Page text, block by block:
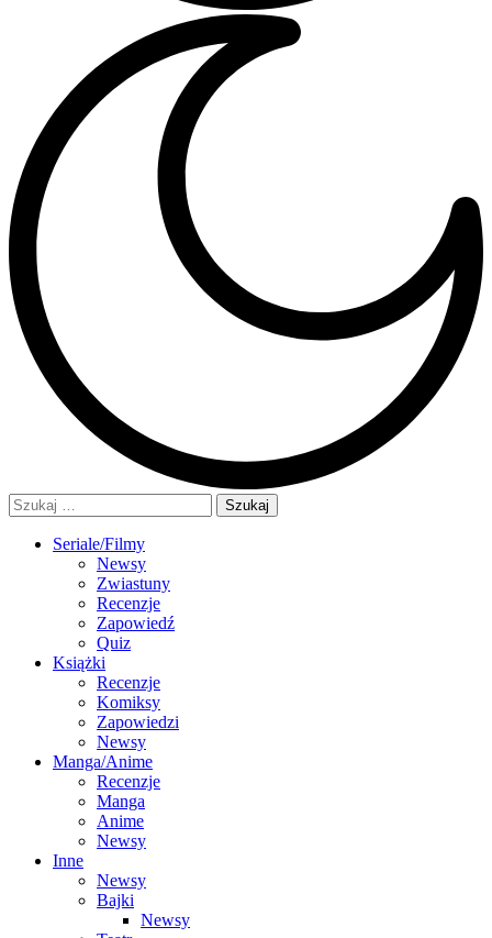
Szukaj:
Seriale/Filmy
Newsy
Zwiastuny
Recenzje
Zapowiedź
Quiz
Książki
Recenzje
Komiksy
Zapowiedzi
Newsy
Manga/Anime
Recenzje
Manga
Anime
Newsy
Inne
Newsy
Bajki
Newsy